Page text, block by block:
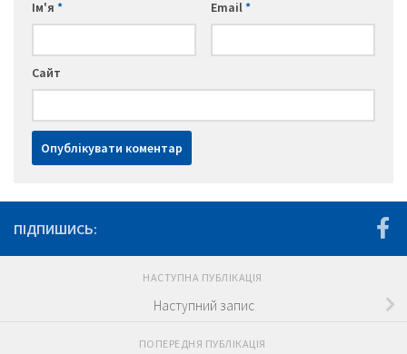
Ім'я * Email*
Сайт
ПІДПИШИСЬ:
НАСТУПНА ПУБЛІКАЦІЯ
Наступний запис
ПОПЕРЕДНЯ ПУБЛІКАЦІЯ